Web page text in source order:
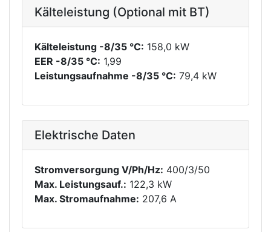
Kälteleistung (Optional mit BT)
Kälteleistung -8/35 °C: 158,0 kW
EER -8/35 °C: 1,99
Leistungsaufnahme -8/35 °C: 79,4 kW
Elektrische Daten
Stromversorgung V/Ph/Hz: 400/3/50
Max. Leistungsauf.: 122,3 kW
Max. Stromaufnahme: 207,6 A